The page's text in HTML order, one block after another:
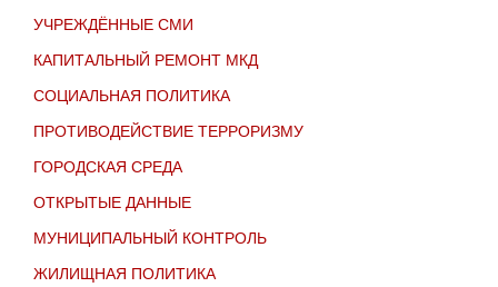
УЧРЕЖДЁННЫЕ СМИ
КАПИТАЛЬНЫЙ РЕМОНТ МКД
СОЦИАЛЬНАЯ ПОЛИТИКА
ПРОТИВОДЕЙСТВИЕ ТЕРРОРИЗМУ
ГОРОДСКАЯ СРЕДА
ОТКРЫТЫЕ ДАННЫЕ
МУНИЦИПАЛЬНЫЙ КОНТРОЛЬ
ЖИЛИЩНАЯ ПОЛИТИКА